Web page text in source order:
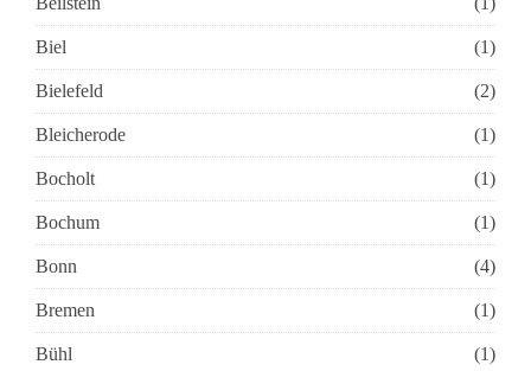
Biel (1)
Bielefeld (2)
Bleicherode (1)
Bocholt (1)
Bochum (1)
Bonn (4)
Bremen (1)
Bühl (1)